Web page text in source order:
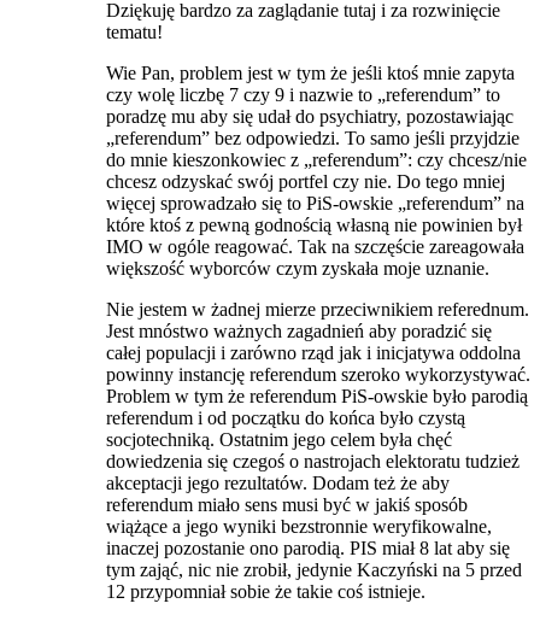
Dziękuję bardzo za zaglądanie tutaj i za rozwinięcie
tematu!
Wie Pan, problem jest w tym że jeśli ktoś mnie zapyta
czy wolę liczbę 7 czy 9 i nazwie to „referendum” to
poradzę mu aby się udał do psychiatry, pozostawiając
„referendum” bez odpowiedzi. To samo jeśli przyjdzie
do mnie kieszonkowiec z „referendum”: czy chcesz/nie
chcesz odzyskać swój portfel czy nie. Do tego mniej
więcej sprowadzało się to PiS-owskie „referendum” na
które ktoś z pewną godnością własną nie powinien był
IMO w ogóle reagować. Tak na szczęście zareagowała
większość wyborców czym zyskała moje uznanie.
Nie jestem w żadnej mierze przeciwnikiem referednum.
Jest mnóstwo ważnych zagadnień aby poradzić się
całej populacji i zarówno rząd jak i inicjatywa oddolna
powinny instancję referendum szeroko wykorzystywać.
Problem w tym że referendum PiS-owskie było parodią
referendum i od początku do końca było czystą
socjotechniką. Ostatnim jego celem była chęć
dowiedzenia się czegoś o nastrojach elektoratu tudzież
akceptacji jego rezultatów. Dodam też że aby
referendum miało sens musi być w jakiś sposób
wiążące a jego wyniki bezstronnie weryfikowalne,
inaczej pozostanie ono parodią. PIS miał 8 lat aby się
tym zająć, nic nie zrobił, jedynie Kaczyński na 5 przed
12 przypomniał sobie że takie coś istnieje.